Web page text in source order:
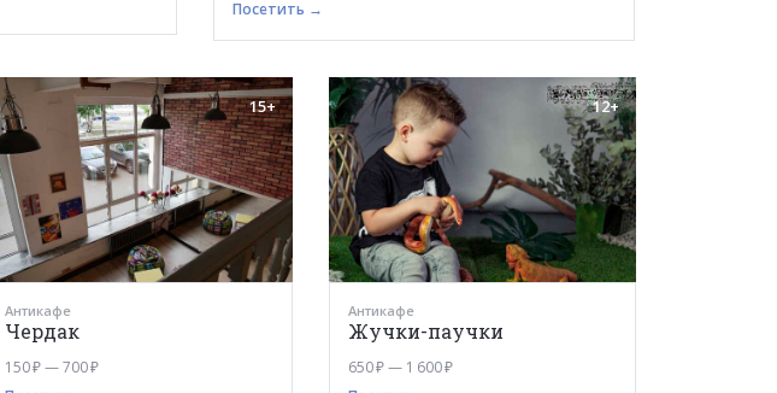
Посетить →
15+
Антикафе
Чердак
150 ₽ — 700 ₽
12+
Антикафе
Жучки-паучки
650 ₽ — 1 600 ₽